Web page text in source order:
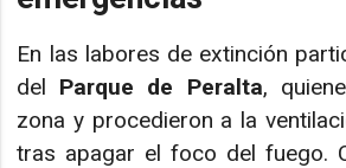
En las labores de extinción
del Parque de Peralta,
zona y procedieron a la
tras apagar el foco del fuego.